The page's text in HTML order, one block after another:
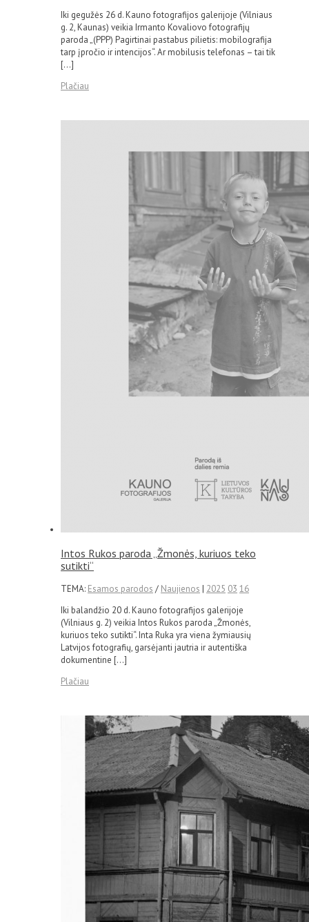
Iki gegužės 26 d. Kauno fotografijos galerijoje (Vilniaus
g. 2, Kaunas) veikia Irmanto Kovaliovo fotografijų
paroda „(PPP) Pagirtinai pastabus pilietis: mobilografija
tarp įpročio ir intencijos“. Ar mobilusis telefonas – tai tik
[…]
Plačiau
Intos Rukos paroda „Žmonės, kuriuos teko
sutikti“
TEMA: Esamos parodos / Naujienos | 2025 03 16
Iki balandžio 20 d. Kauno fotografijos galerijoje
(Vilniaus g. 2) veikia Intos Rukos paroda „Žmonės,
kuriuos teko sutikti“. Inta Ruka yra viena žymiausių
Latvijos fotografių, garsėjanti jautria ir autentiška
dokumentine […]
Plačiau